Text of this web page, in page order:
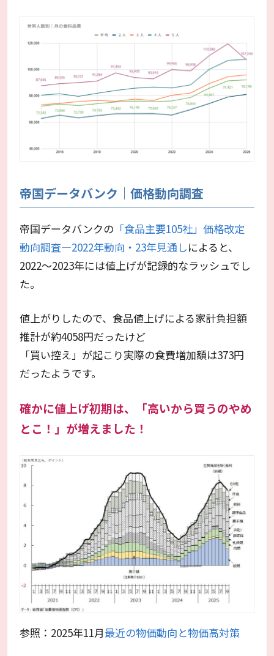
帝国データバンク｜価格動向調査
帝国データバンクの 「食品主要105社」価格改定
動向調査―2022年動向・23年見通しによると、
2022～2023年には値上げが記録的なラッシュでし
た。
値上がりしたので、食品値上げによる家計負担額
推計が約4058円だったけど
「買い控え」が起こり実際の食費増加額は373円
だったようです。
確かに値上げ初期は、「高いから買うのやめ
とこ！」が増えました！
参照：2025年11月最近の物価動向と物価高対策